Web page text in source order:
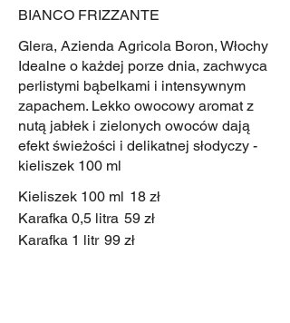
BIANCO FRIZZANTE
Glera, Azienda Agricola Boron, Włochy
Idealne o każdej porze dnia, zachwyca
perlistymi bąbelkami i intensywnym
zapachem. Lekko owocowy aromat z
nutą jabłek i zielonych owoców dają
efekt świeżości i delikatnej słodyczy -
kieliszek 100 ml
Kieliszek 100 ml 18 zł
Karafka 0,5 litra 59 zł
Karafka 1 litr 99 zł